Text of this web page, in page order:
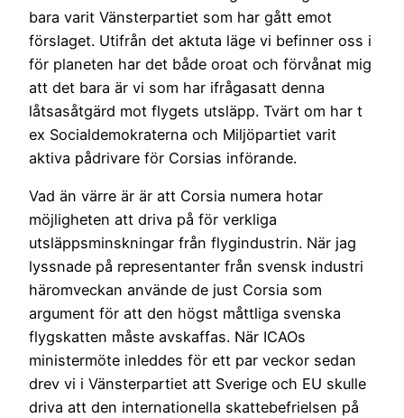
bara varit Vänsterpartiet som har gått emot
förslaget. Utifrån det aktuta läge vi befinner oss i
för planeten har det både oroat och förvånat mig
att det bara är vi som har ifrågasatt denna
låtsasåtgärd mot flygets utsläpp. Tvärt om har t
ex Socialdemokraterna och Miljöpartiet varit
aktiva pådrivare för Corsias införande.
Vad än värre är är att Corsia numera hotar
möjligheten att driva på för verkliga
utsläppsminskningar från flygindustrin. När jag
lyssnade på representanter från svensk industri
häromveckan använde de just Corsia som
argument för att den högst måttliga svenska
flygskatten måste avskaffas. När ICAOs
ministermöte inleddes för ett par veckor sedan
drev vi i Vänsterpartiet att Sverige och EU skulle
driva att den internationella skattebefrielsen på